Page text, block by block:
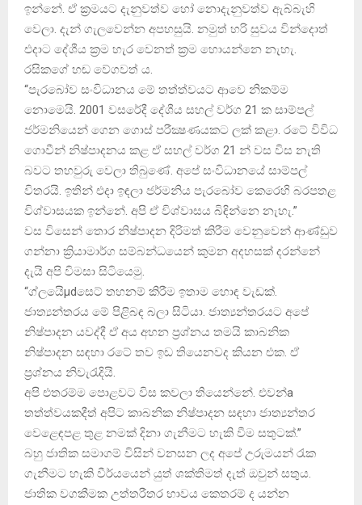
ඉන්නේ. ඒ ක්‍රමයට දැනුවත්ව හෝ නොදැනුවත්ව ඇබ්බැහි
වෙලා. දැන් ගැලවෙන්න අපහසුයි. නමුත් හරි සුවය වින්දොත්
එදාට දේශීය ක්‍රම හැර වෙනත් ක්‍රම හොයන්නෙ නැහැ.
රසිකගේ හඬ වේගවත් ය.
“පැරබෝව සංවිධානය මේ තත්ත්වයට ආවෙ නිකම්ම
නොමෙයි. 2001 වසරේදී දේශීය සහල් වර්ග 21 ක සාම්පල්
ජර්මනියෙන් ගෙන ගොස්‌ පරීක්‍ෂණයකට ලක්‌ කළා. රටේ විවිධ
ගොවීන් නිෂ්පාදනය කළ ඒ සහල් වර්ග 21 න් වස විස නැති
බවට තහවුරු වෙලා තිබුණේ. අපේ සංවිධානයේ සාම්පල්
විතරයි. ඉතින් එදා ඉඳලා ජර්මනිය පැරබෝව කෙරෙහි බරපතළ
විශ්වාසයක ඉන්නේ. අපි ඒ විශ්වාසය බිඳින්නෙ නැහැ.”
වස විසෙන් තොර නිෂ්පාදන දිරිමත් කිරීම වෙනුවෙන් ආණ්‌ඩුව
ගන්නා ක්‍රියාමාර්ග සම්බන්ධයෙන් කුමන අදහසක්‌ දරන්නේ
දැයි අපි විමසා සිටියෙමු.
“ග්ලයිෙµdසෙට්‌ තහනම් කිරීම ඉතාම හොඳ වැඩක්‌.
ජාත්‍යන්තරය මේ පිළිබඳ බලා සිටියා. ජාත්‍යන්තරයට අපේ
නිෂ්පාදන යවද්දී ඒ අය අහන ප්‍රශ්නය තමයි කාබනික
නිෂ්පාදන සඳහා රටේ තව ඉඩ තියෙනවද කියන එක. ඒ
ප්‍රශ්නය නිවැරැදියි.
අපි එතරම්ම පොළවට විස කවලා තියෙන්නේ. එවන්a
තත්ත්වයකදීත් අපිට කාබනික නිෂ්පාදන සඳහා ජාත්‍යන්තර
වෙළෙඳපළ තුළ නමක්‌ දිනා ගැනීමට හැකි වීම සතුටක්‌.”
බහු ජාතික සමාගම් විසින් වනසන ලද අපේ උරුමයන් රැක
ගැනීමට හැකි වීර්යයෙන් යුත් ශක්‌තිමත් දැත් ඔවුන් සතුය.
ජාතික වගකීමක උත්තරීතර භාවය කෙතරම් ද යන්න